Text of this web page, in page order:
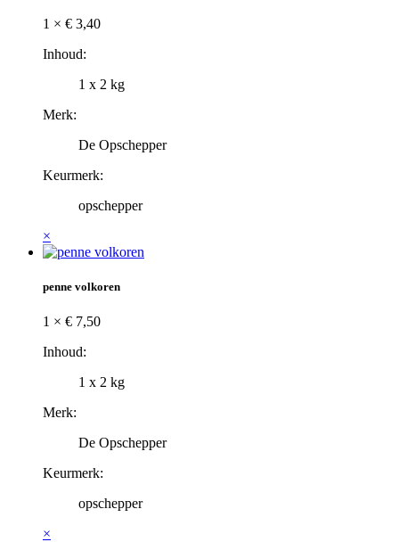
1 × € 3,40
Inhoud:
1 x 2 kg
Merk:
De Opschepper
Keurmerk:
opschepper
×
penne volkoren
1 × € 7,50
Inhoud:
1 x 2 kg
Merk:
De Opschepper
Keurmerk:
opschepper
×